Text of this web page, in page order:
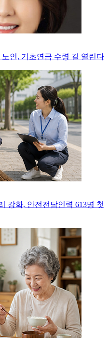
인, 기초연금 수령 길 열린다
강화, 안전전담인력 613명 첫